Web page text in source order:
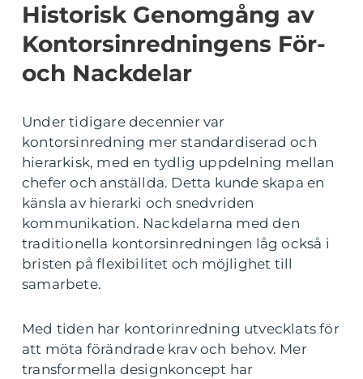
Historisk Genomgång av
Kontorsinredningens För-
och Nackdelar
Under tidigare decennier var
kontorsinredning mer standardiserad och
hierarkisk, med en tydlig uppdelning mellan
chefer och anställda. Detta kunde skapa en
känsla av hierarki och snedvriden
kommunikation. Nackdelarna med den
traditionella kontorsinredningen låg också i
bristen på flexibilitet och möjlighet till
samarbete.
Med tiden har kontorinredning utvecklats för
att möta förändrade krav och behov. Mer
transformella designkoncept har